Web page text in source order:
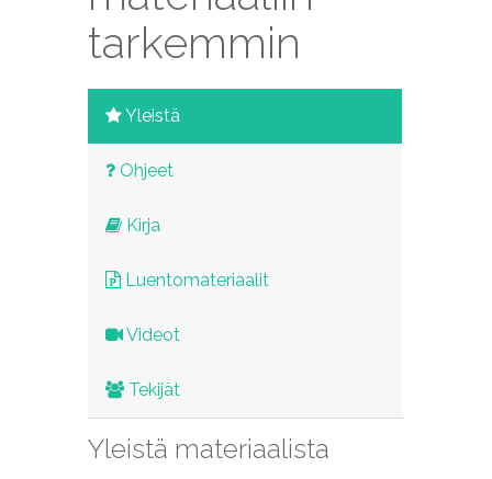
tarkemmin
Yleistä
Ohjeet
Kirja
Luentomateriaalit
Videot
Tekijät
Yleistä materiaalista